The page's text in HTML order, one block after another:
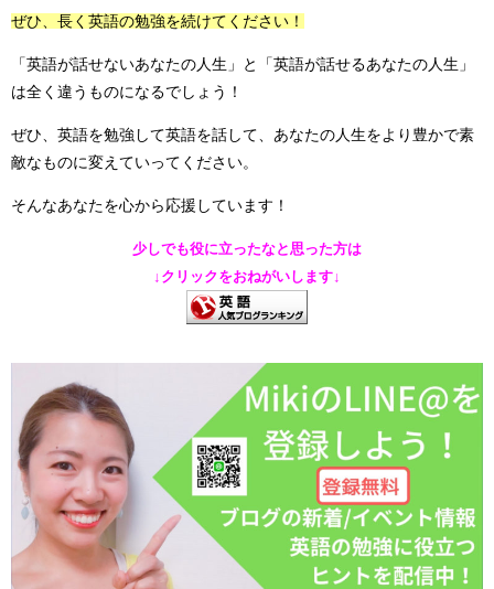
ぜひ、長く英語の勉強を続けてください！
「英語が話せないあなたの人生」と「英語が話せるあなたの人生」
は全く違うものになるでしょう！
ぜひ、英語を勉強して英語を話して、あなたの人生をより豊かで素
敵なものに変えていってください。
そんなあなたを心から応援しています！
少しでも役に立ったなと思った方は
↓クリックをおねがいします↓